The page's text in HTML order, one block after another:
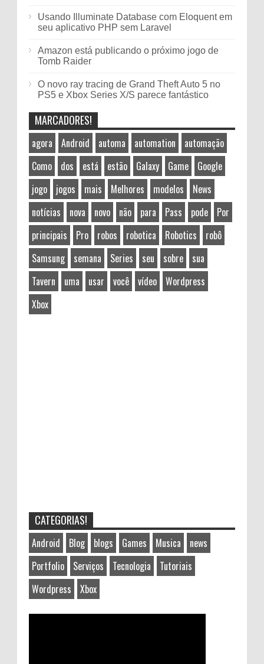
Usando Illuminate Database com Eloquent em
seu aplicativo PHP sem Laravel
Amazon está publicando o próximo jogo de
Tomb Raider
O novo ray tracing de Grand Theft Auto 5 no
PS5 e Xbox Series X/S parece fantástico
MARCADORES!
agora Android automa automation
automação
Como
dos está estão Galaxy Game
Google
jogo
jogos mais Melhores modelos
News
notícias
nova novo não para Pass pode
Por
principais
Pro robos robotica Robotics
robô
Samsung
semana Series seu sobre
sua
Tavern
uma usar você vídeo
Wordpress
Xbox
CATEGORIAS!
Android Blog blogs Games Musica
news
Portfolio
Serviços Tecnologia
Tutoriais
Wordpress
Xbox